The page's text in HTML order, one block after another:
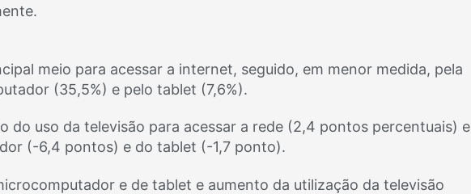
meio para acessar a internet, seguido, em menor medida, pela
(35,5%) e pelo tablet (7,6%).
do uso da televisão para acessar a rede (2,4 pontos percentuais) e
(-6,4 pontos) e do tablet (-1,7 ponto).
e de tablet e aumento da utilização da televisão